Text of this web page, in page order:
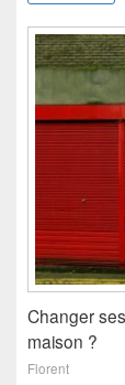
Changer
maison ?
Florent